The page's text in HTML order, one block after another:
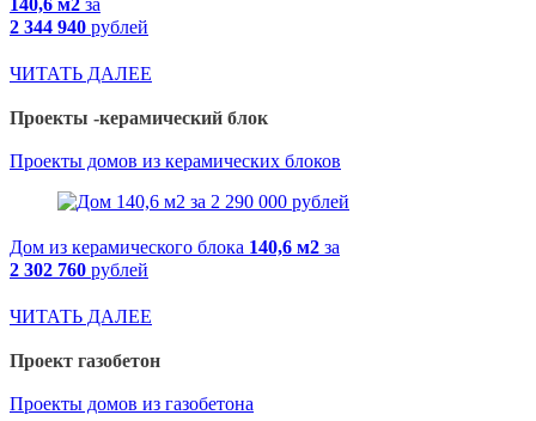
140,6 м2 за
2 344 940 рублей
ЧИТАТЬ ДАЛЕЕ
Проекты -керамический блок
Проекты домов из керамических блоков
Дом из керамического блока 140,6 м2 за
2 302 760 рублей
ЧИТАТЬ ДАЛЕЕ
Проект газобетон
Проекты домов из газобетона